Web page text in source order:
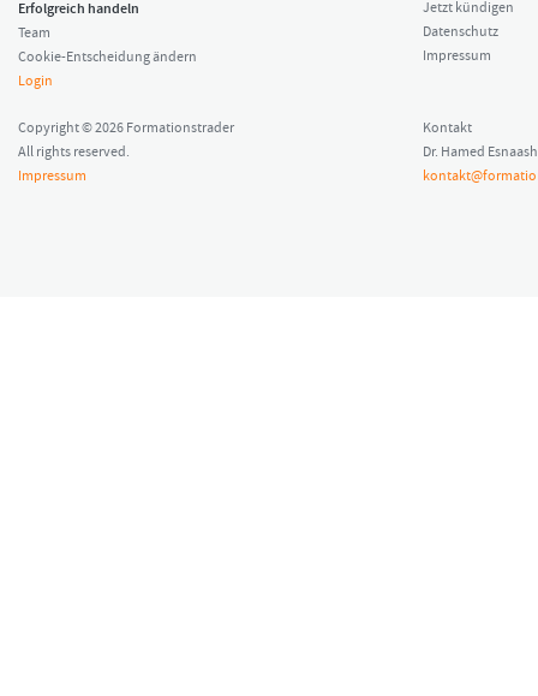
Erfolgreich handeln
Team
Cookie-Entscheidung ändern
Login
Jetzt kündigen
Datenschutz
Impressum
Copyright © 2026 Formationstrader
All rights reserved.
Impressum
Kontakt
Dr. Hamed